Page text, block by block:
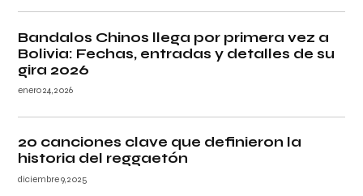
Bandalos Chinos llega por primera vez a
Bolivia: Fechas, entradas y detalles de su
gira 2026
enero 24, 2026
20 canciones clave que definieron la
historia del reggaetón
diciembre 9, 2025